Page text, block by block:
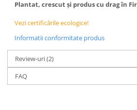
Plantat, crescut și produs cu drag în
Vezi certificările ecologice!
Informatii conformitate produs
Review-uri(2)
FAQ